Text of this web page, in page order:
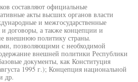
составляют официальные
акты высших органов власти
и межгосударственные
договоры, а также концепции и
внешнюю политику страны.
позволяющими с необходимой
внешней политики Республики
документы, как Конституция
1995 г.); Концепция национальной
др.